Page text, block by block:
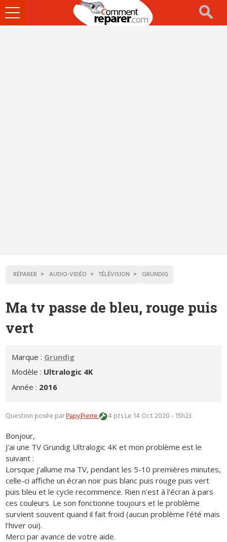
Ouvrir
le
RÉPARER AUDIO-VIDÉO TÉLÉVISION GRUNDIG
Ma tv passe de bleu, rouge puis
vert
Marque : Grundig
Modèle : Ultralogic 4K
Année : 2016
Question posée parPapyPierre 4 ptsLe 14 Oct 2020 - 15h23
Bonjour,
J'ai une TV Grundig Ultralogic 4K et mon problème est le
suivant :
Lorsque j'allume ma TV, pendant les 5-10 premières minutes,
celle-ci affiche un écran noir puis blanc puis rouge puis vert
puis bleu et le cycle recommence. Rien n'est à l'écran à pars
ces couleurs. Le son fonctionne toujours et le problème
survient souvent quand il fait froid (aucun problème l'été mais
l'hiver oui).
Merci par avance de votre aide.